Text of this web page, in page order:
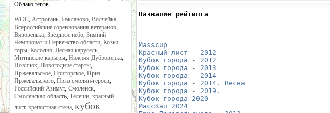
Облако тегов
WOC, Астрогань, Бакланово, Волчейка,
Всероссийские соревнования ветеранов,
Вязовенька, Звёздное небо, Зимний
Чемпионат и Первенство области, Козьи
горы, Колодня, Лесная карусель,
Митинские карьеры, Нижняя Дубровенка,
Новичок, Новогодние старты,
Пржевальское, Пригорское, Приз
Пржевальского, Приз смолян-героев,
Российский Азимут, Смоленск,
Смоленская область, Телеши, красный
лист, крепостная стена, кубок
Название рейтинга
Masscup
Красный лист - 2012
Кубок города - 2012
Кубок города - 2013
Кубок города - 2014
Кубок города - 2014. Весна
Кубок города - 2019.
Кубок города 2020
МассКап 2024